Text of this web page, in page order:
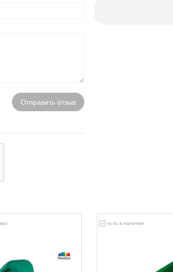
Отправить отзыв
есть в наличии